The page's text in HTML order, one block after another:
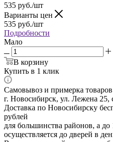
535 руб./шт
Варианты цен
535 руб./шт
Подробности
Мало
В корзину
Купить в 1 клик
Самовывоз и примерка
г. Новосибирск, ул. Лежена 25,
Доставка по Новосибирску
рублей
для большинства районов, а
осуществляется до дверей в